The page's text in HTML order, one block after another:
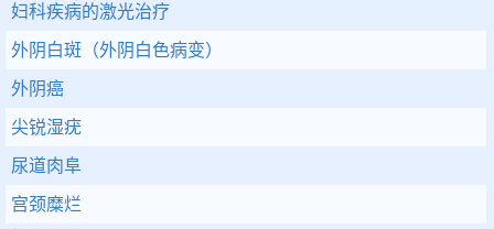
妇科疾病的激光治疗
外阴白斑（外阴白色病变）
外阴癌
尖锐湿疣
尿道肉阜
宫颈糜烂